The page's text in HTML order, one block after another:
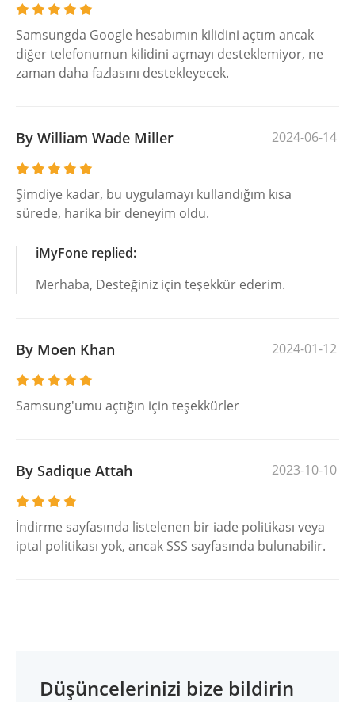
Samsungda Google hesabımın kilidini açtım ancak
diğer telefonumun kilidini açmayı desteklemiyor, ne
zaman daha fazlasını destekleyecek.
By William Wade Miller 2024-06-14
Şimdiye kadar, bu uygulamayı kullandığım kısa
sürede, harika bir deneyim oldu.
iMyFone replied:
Merhaba, Desteğiniz için teşekkür ederim.
By Moen Khan 2024-01-12
Samsung'umu açtığın için teşekkürler
By Sadique Attah 2023-10-10
İndirme sayfasında listelenen bir iade politikası veya
iptal politikası yok, ancak SSS sayfasında bulunabilir.
Düşüncelerinizi bize bildirin